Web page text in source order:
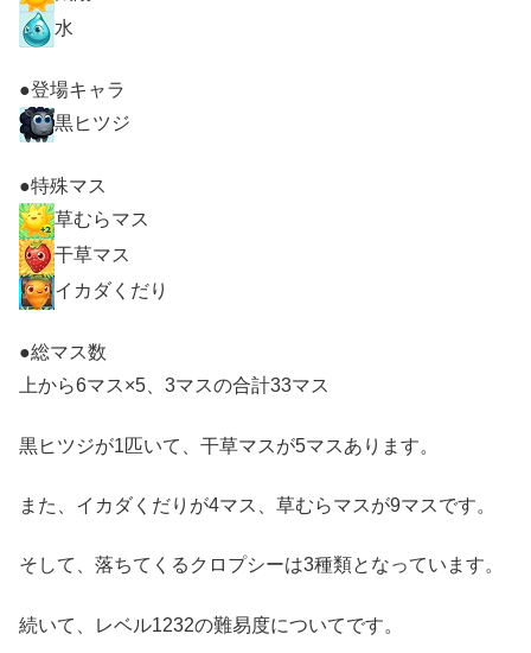
水
●登場キャラ
黒ヒツジ
●特殊マス
草むらマス
干草マス
イカダくだり
●総マス数
上から6マス×5、3マスの合計33マス
黒ヒツジが1匹いて、干草マスが5マスあります。
また、イカダくだりが4マス、草むらマスが9マスです。
そして、落ちてくるクロプシーは3種類となっています。
続いて、レベル1232の難易度についてです。